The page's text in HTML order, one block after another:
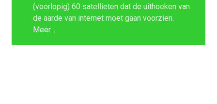
(voorlopig) 60 satellieten dat de uithoeken van
de aarde van internet moet gaan voorzien.
Meer…